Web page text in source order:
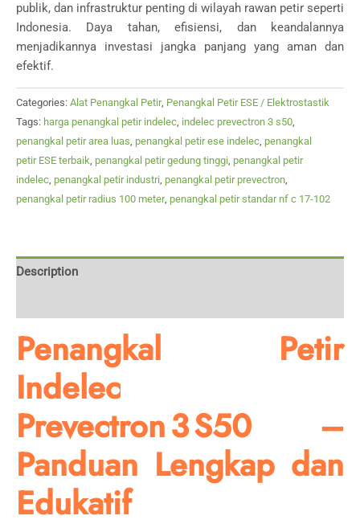
publik, dan infrastruktur penting di wilayah rawan petir seperti
Indonesia. Daya tahan, efisiensi, dan keandalannya
menjadikannya investasi jangka panjang yang aman dan
efektif.
Categories: Alat Penangkal Petir, Penangkal Petir ESE / Elektrostastik
Tags: harga penangkal petir indelec, indelec prevectron 3 s50,
penangkal petir area luas, penangkal petir ese indelec, penangkal
petir ESE terbaik, penangkal petir gedung tinggi, penangkal petir
indelec, penangkal petir industri, penangkal petir prevectron,
penangkal petir radius 100 meter, penangkal petir standar nf c 17-102
Description
Penangkal Petir
Indelec
Prevectron 3 S50 –
Panduan Lengkap dan
Edukatif